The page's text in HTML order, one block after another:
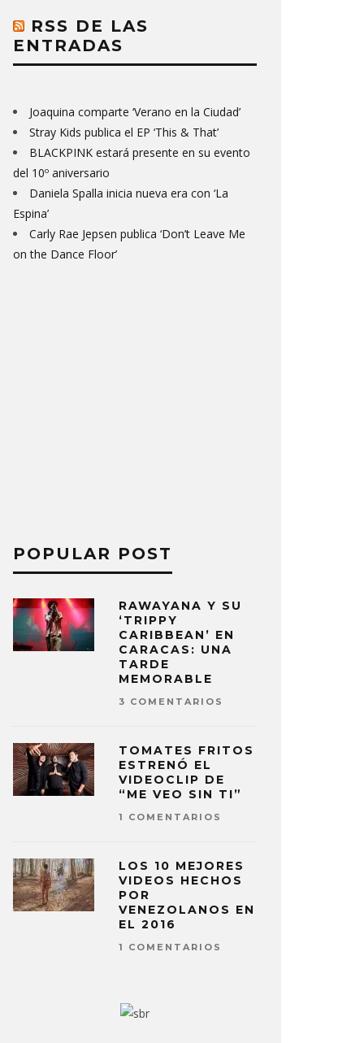
RSS DE LAS
ENTRADAS
Joaquina comparte ‘Verano en la Ciudad’
Stray Kids publica el EP ‘This & That’
BLACKPINK estará presente en su evento
del 10º aniversario
Daniela Spalla inicia nueva era con ‘La
Espina’
Carly Rae Jepsen publica ‘Don’t Leave Me
on the Dance Floor’
POPULAR POST
RAWAYANA Y SU
‘TRIPPY
CARIBBEAN’ EN
CARACAS: UNA
TARDE
MEMORABLE
3 COMENTARIOS
TOMATES FRITOS
ESTRENÓ EL
VIDEOCLIP DE
“ME VEO SIN TI”
1 COMENTARIOS
LOS 10 MEJORES
VIDEOS HECHOS
POR
VENEZOLANOS EN
EL 2016
1 COMENTARIOS